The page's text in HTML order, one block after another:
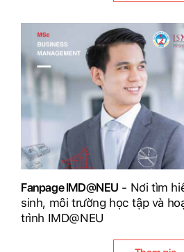
Fanpage IMD@NEU - Nơi tìm
sinh, môi trường học tập và
trình IMD@NEU